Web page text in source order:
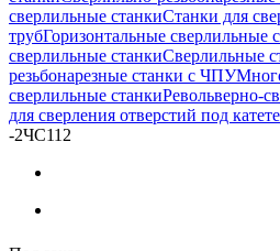
сверлильные станкиСтанки для
трубГоризонтальные сверлильные
сверлильные станкиСверлильные
резьбонарезные станки с ЧПУ
сверлильные станкиРевольверно-
для сверления отверстий под
-2ЧС112